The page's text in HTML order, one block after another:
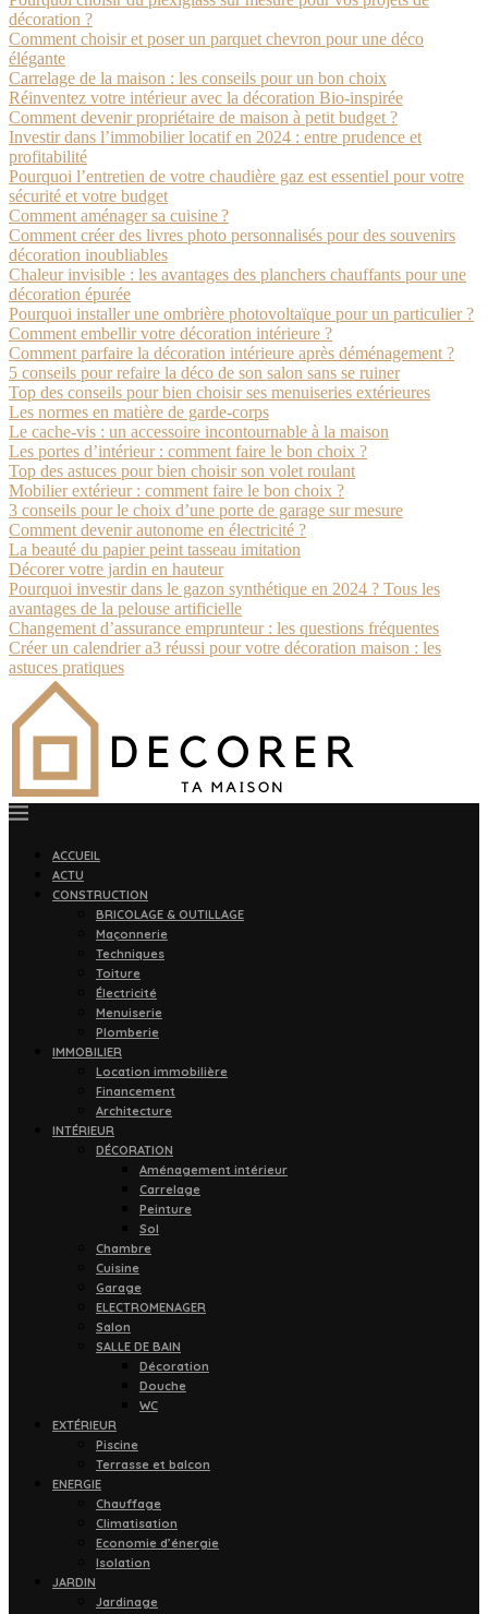
décoration ?
Comment choisir et poser un parquet chevron pour une déco
élégante
Carrelage de la maison : les conseils pour un bon choix
Réinventez votre intérieur avec la décoration Bio-inspirée
Comment devenir propriétaire de maison à petit budget ?
Investir dans l’immobilier locatif en 2024 : entre prudence et
profitabilité
Pourquoi l’entretien de votre chaudière gaz est essentiel pour votre
sécurité et votre budget
Comment aménager sa cuisine ?
Comment créer des livres photo personnalisés pour des souvenirs
décoration inoubliables
Chaleur invisible : les avantages des planchers chauffants pour une
décoration épurée
Pourquoi installer une ombrière photovoltaïque pour un particulier ?
Comment embellir votre décoration intérieure ?
Comment parfaire la décoration intérieure après déménagement ?
5 conseils pour refaire la déco de son salon sans se ruiner
Top des conseils pour bien choisir ses menuiseries extérieures
Les normes en matière de garde-corps
Le cache-vis : un accessoire incontournable à la maison
Les portes d’intérieur : comment faire le bon choix ?
Top des astuces pour bien choisir son volet roulant
Mobilier extérieur : comment faire le bon choix ?
3 conseils pour le choix d’une porte de garage sur mesure
Comment devenir autonome en électricité ?
La beauté du papier peint tasseau imitation
Décorer votre jardin en hauteur
Pourquoi investir dans le gazon synthétique en 2024 ? Tous les
avantages de la pelouse artificielle
Changement d’assurance emprunteur : les questions fréquentes
Créer un calendrier a3 réussi pour votre décoration maison : les
astuces pratiques
ACCUEIL
ACTU
CONSTRUCTION
BRICOLAGE & OUTILLAGE
Maçonnerie
Techniques
Toiture
Électricité
Menuiserie
Plomberie
IMMOBILIER
Location immobilière
Financement
Architecture
INTÉRIEUR
DÉCORATION
Aménagement intérieur
Carrelage
Peinture
Sol
Chambre
Cuisine
Garage
ELECTROMENAGER
Salon
SALLE DE BAIN
Décoration
Douche
WC
EXTÉRIEUR
Piscine
Terrasse et balcon
ENERGIE
Chauffage
Climatisation
Economie d’énergie
Isolation
JARDIN
Jardinage